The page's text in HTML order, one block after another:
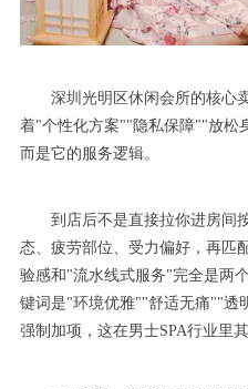
深圳光明区休闲会所的核心
着"个性化方案""隐私保障""放
而是它的服务逻辑。
到店后不是直接拉你进房间按
态、疲劳部位、受力偏好，再匹
验感和"流水线式服务"完全是两
键词是"环境优雅""舒适无痛""
强制加项，这在男士SPA行业里